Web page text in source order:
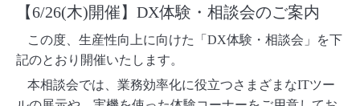
【6/26(木)開催】DX体験・相談会のご案内
この度、生産性向上に向けた「 DX体験・相談会」を下
記のとおり開催いたします。
本相談会では、業務効率化に役立つさまざまなITツー